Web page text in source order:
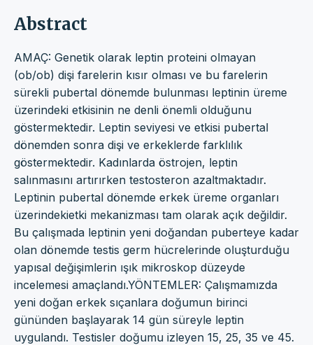
Abstract
AMAÇ: Genetik olarak leptin proteini olmayan
(ob/ob) dişi farelerin kısır olması ve bu farelerin
sürekli pubertal dönemde bulunması leptinin üreme
üzerindeki etkisinin ne denli önemli olduğunu
göstermektedir. Leptin seviyesi ve etkisi pubertal
dönemden sonra dişi ve erkeklerde farklılık
göstermektedir. Kadınlarda östrojen, leptin
salınmasını artırırken testosteron azaltmaktadır.
Leptinin pubertal dönemde erkek üreme organları
üzerindekietki mekanizması tam olarak açık değildir.
Bu çalışmada leptinin yeni doğandan puberteye kadar
olan dönemde testis germ hücrelerinde oluşturduğu
yapısal değişimlerin ışık mikroskop düzeyde
incelemesi amaçlandı.YÖNTEMLER: Çalışmamızda
yeni doğan erkek sıçanlara doğumun birinci
gününden başlayarak 14 gün süreyle leptin
uygulandı. Testisler doğumu izleyen 15, 25, 35 ve 45.